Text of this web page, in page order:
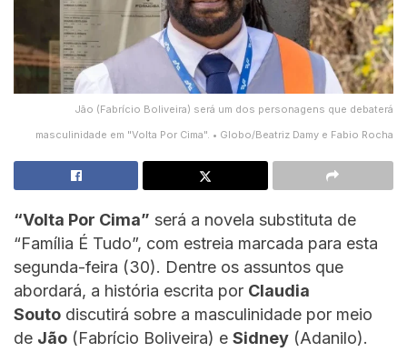
Jão (Fabrício Boliveira) será um dos personagens que debaterá
masculinidade em "Volta Por Cima". • Globo/Beatriz Damy e Fabio Rocha
“Volta Por Cima” será a novela substituta de
“Família É Tudo”, com estreia marcada para esta
segunda-feira (30). Dentre os assuntos que
abordará, a história escrita por Claudia
Souto discutirá sobre a masculinidade por meio
de Jão (Fabrício Boliveira) e Sidney (Adanilo).